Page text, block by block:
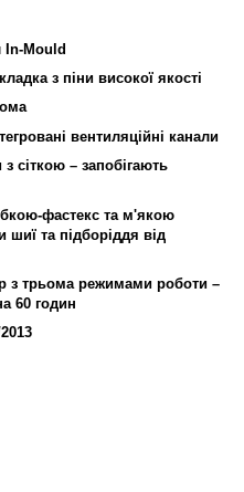
In-Mould
з піни високої якості
вентиляційні канали
сіткою – запобігають
фастекс та м'якою
та підборіддя від
з трьома режимами роботи –
60 годин